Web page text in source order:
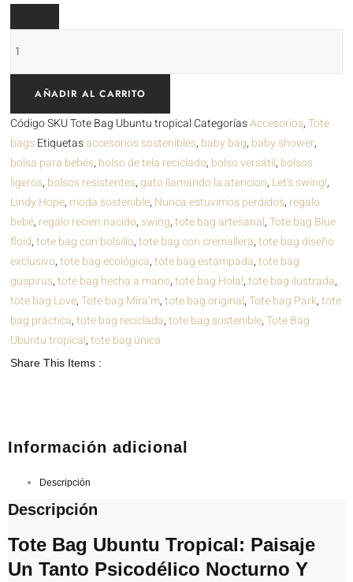
Bag
Ubuntu
tropical
cantidad
AÑADIR AL CARRITO
Código SKUTote Bag Ubuntu tropicalCategoríasAccesorios,Tote
bagsEtiquetasaccesorios sostenibles, baby bag, baby shower,
bolsa para bebés, bolso de tela reciclado, bolso versátil, bolsos
ligeros, bolsos resistentes,gato llamando la atencion, Let's swing!,
Lindy Hope, moda sostenible, Nunca estuvimos perdidos, regalo
bebé, regalo recien nacido, swing,tote bag artesanal,Tote bag Blue
floid,tote bag con bolsillo,tote bag con cremallera,tote bag diseño
exclusivo,tote bag ecológica,tote bag estampada,tote bag
guspirus,tote bag hecha a mano,tote bag Hola!,tote bag ilustrada,
tote bag Love,Tote bag Mira’m,tote bag original,Tote bag Park,tote
bag práctica,tote bag reciclada,tote bag sostenible,Tote Bag
Ubuntu tropical,tote bag única
Share This Items :
Información adicional
Descripción
Descripción
Tote Bag Ubuntu Tropical: Paisaje
Un Tanto Psicodélico Nocturno Y